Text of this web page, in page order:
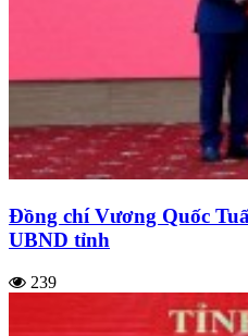
Đồng chí Vương Quốc
UBND tỉnh
239